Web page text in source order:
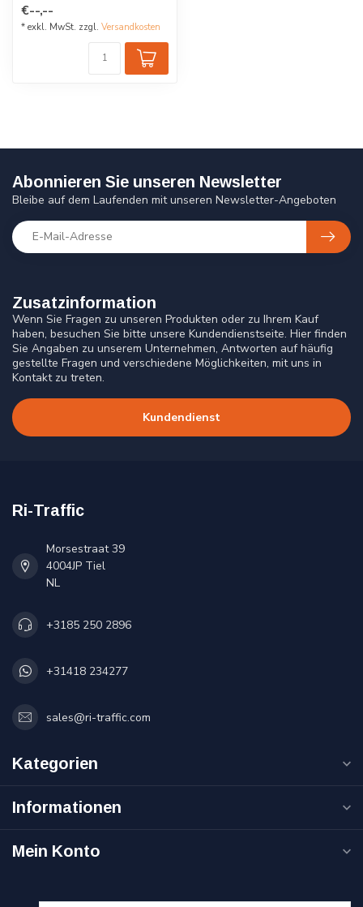
Größen.
€--,--
* exkl. MwSt. zzgl. Versandkosten
Zusatzinformation
Wenn Sie Fragen zu unseren Produkten oder zu Ihrem Kauf
haben, besuchen Sie bitte unsere Kundendienstseite. Hier finden
Sie Angaben zu unserem Unternehmen, Antworten auf häufig
gestellte Fragen und verschiedene Möglichkeiten, mit uns in
Kontakt zu treten.
Kundendienst
Abonnieren Sie unseren Newsletter
Bleibe auf dem Laufenden mit unseren Newsletter-Angeboten
Ri-Traffic
Morsestraat 39
4004JP Tiel
NL
+3185 250 2896
+31418 234277
sales@ri-traffic.com
Kategorien
Informationen
Mein Konto